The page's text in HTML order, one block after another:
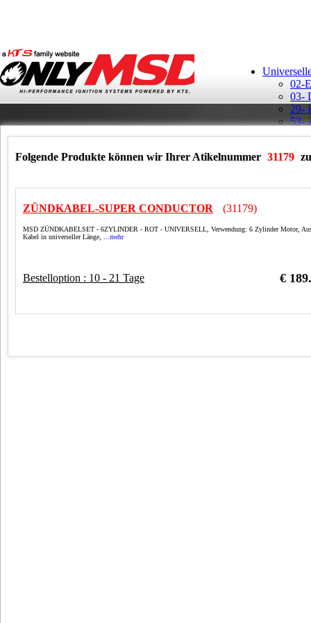
02-
03-
29-
53-
GM
Folgende Produkte können wir Ihrer Atikelnummer 31179
ZÜNDKABEL-SUPER CONDUCTOR (31179)
MSD ZÜNDKABELSET - 6ZYLINDER - ROT - UNIVERSELL, Verwendung: 6 Zylinder Motor,
Kabel in universeller Länge,
...mehr
Bestelloption : 10 - 21 Tage €